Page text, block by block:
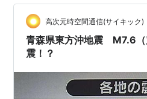
チャ＞核縛弾3つもなく1つ ぐ
つ？それは水爆ですか？ サー
高次元時空間通信(サイキック)
青森県東方沖地震 M7.6（
震！？